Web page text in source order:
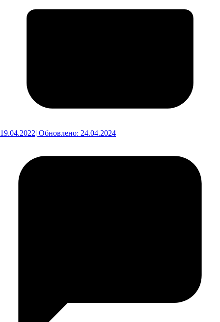
19.04.2022| Обновлено: 24.04.2024